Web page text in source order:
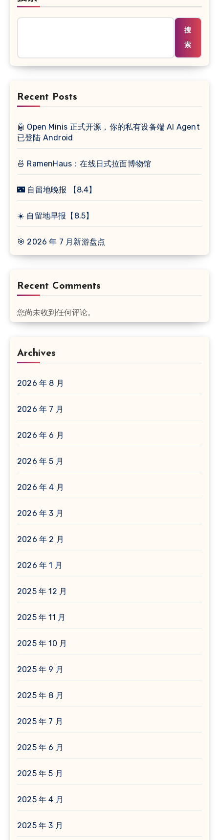
搜
索
Recent Posts
🤖 Open Minis 正式开源，你的私有设备端 AI Agent
已登陆 Android
🍜 RamenHaus：在线日式拉面博物馆
🌃 自留地晚报 【8.4】
☀️ 自留地早报【8.5】
🎯 2026 年 7 月新游盘点
Recent Comments
您尚未收到任何评论。
Archives
2026 年 8 月
2026 年 7 月
2026 年 6 月
2026 年 5 月
2026 年 4 月
2026 年 3 月
2026 年 2 月
2026 年 1 月
2025 年 12 月
2025 年 11 月
2025 年 10 月
2025 年 9 月
2025 年 8 月
2025 年 7 月
2025 年 6 月
2025 年 5 月
2025 年 4 月
2025 年 3 月